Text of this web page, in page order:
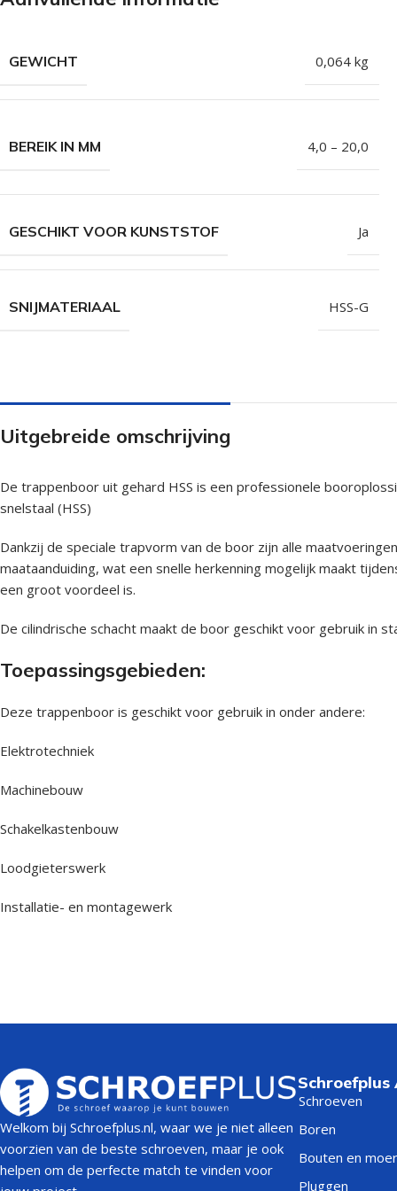
Paalhouderschroeven
Vleugelteks
Glaslatschroeven
Populaire merken
GEWICHT 0,064 kg
BEREIK IN MM 4,0 – 20,0
GESCHIKT VOOR KUNSTSTOF Ja
SNIJMATERIAAL HSS-G
Uitgebreide omschrijving
De trappenboor uit gehard HSS is een professionele
snelstaal (HSS)
Dankzij de speciale trapvorm van de boor zijn alle
maataanduiding, wat een snelle herkenning mogelijk maakt
een groot voordeel is.
De cilindrische schacht maakt de boor geschikt voor gebruik in
Toepassingsgebieden:
Deze trappenboor is geschikt voor gebruik in onder andere:
Elektrotechniek
Machinebouw
Schakelkastenbouw
Loodgieterswerk
Installatie- en montagewerk
Welkom bij Schroefplus.nl, waar we je niet alleen
voorzien van de beste schroeven, maar je ook
helpen om de perfecte match te vinden voor
Schroeven
Boren
Bouten en
Pluggen